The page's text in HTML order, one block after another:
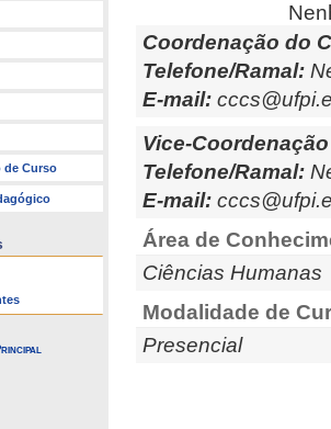
de Curso
Coordenação do
Telefone/Ramal:
E-mail:
Vice-
Telefone/Ramal:
E-mail:
Área de
Ciências Humanas
Modalidade de
Presencial